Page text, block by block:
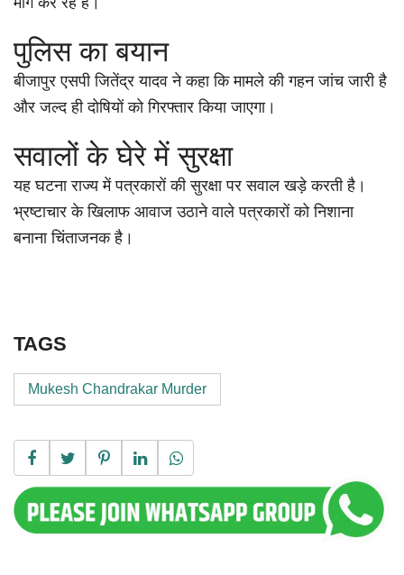
पुलिस का बयान
बीजापुर एसपी जितेंद्र यादव ने कहा कि मामले की गहन जांच जारी है
और जल्द ही दोषियों को गिरफ्तार किया जाएगा।
सवालों के घेरे में सुरक्षा
यह घटना राज्य में पत्रकारों की सुरक्षा पर सवाल खड़े करती है।
भ्रष्टाचार के खिलाफ आवाज उठाने वाले पत्रकारों को निशाना
बनाना चिंताजनक है।
TAGS
Mukesh Chandrakar Murder